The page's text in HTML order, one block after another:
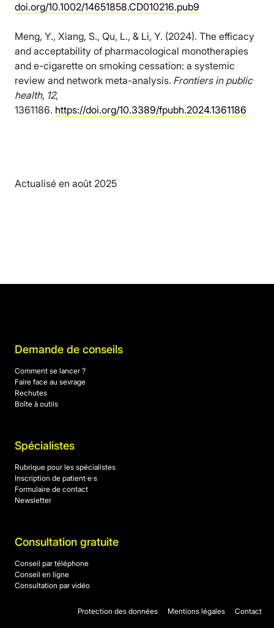
doi.org/10.1002/14651858.CD010216.pub9
Meng, Y., Xiang, S., Qu, L., & Li, Y. (2024). The efficacy
and acceptability of pharmacological monotherapies
and e-cigarette on smoking cessation: a systemic
review and network meta-analysis. Frontiers in public
health, 12,
1361186. https://doi.org/10.3389/fpubh.2024.1361186
Actualisé en août 2025
Demande de conseils
Comment se lancer ?
Faire face au sevrage
Rechutes
Boîte à outils
Spécialistes
Rubrique pour les spécialistes
Inscription de patient·e·s
Formulaire de contact
Newsletter
Consultation gratuite
Conseil par téléphone
Conseil en ligne
Consultation par vidéo
Protection des données Mentions légales Contact